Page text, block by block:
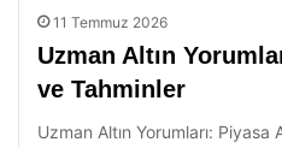
11 Temmuz 2026
Uzman Altın
ve Tahminler
Uzman Altın Yorumları: Piyasa